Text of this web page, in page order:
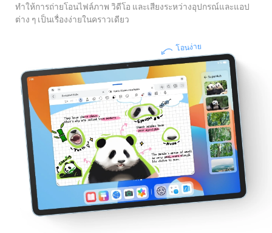
ทําให้การถ่ายโอนไฟล์ภาพ วิดีโอ และเสียงระหว่างอุปกรณ์และแอป
ต่าง ๆ เป็นเรื่องง่ายในคราวเดียว
โอนง่าย